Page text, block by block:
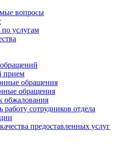
вопросы
по услугам
прием
обращения
обращения
обжалования
работу сотрудников отдела
предоставленных услуг